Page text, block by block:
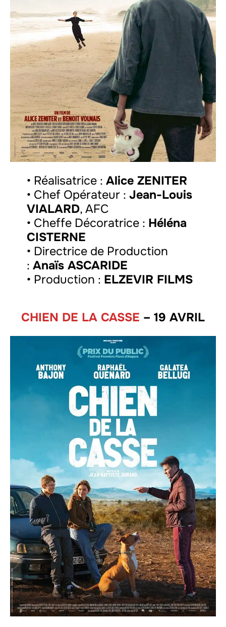
• Réalisatrice : Alice ZENITER
• Chef Opérateur : Jean-Louis
VIALARD, AFC
• Cheffe Décoratrice : Héléna
CISTERNE
• Directrice de Production
: Anaïs ASCARIDE
• Production : ELZEVIR FILMS
CHIEN DE LA CASSE – 19 AVRIL